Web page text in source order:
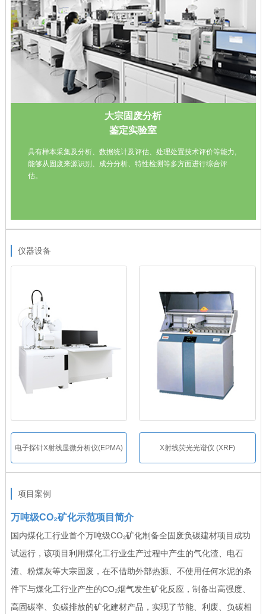
大宗固废分析
鉴定实验室
具有样本采集及分析、数据统计及评估、处理处置技术评价等能力,
能够从固废来源识别、成分分析、特性检测等多方面进行综合评
估。
仪器设备
X射线荧光光谱仪 (XRF) 热重分析仪 （TG)
项目案例
万吨级CO₂矿化示范项目简介
国内煤化工行业首个万吨级CO₂矿化制备全固废负碳建材项目成功
试运行，该项目利用煤化工行业生产过程中产生的气化渣、电石
渣、粉煤灰等大宗固废，在不借助外部热源、不使用任何水泥的条
件下与煤化工行业产生的CO₂烟气发生矿化反应，制备出高强度、
高固碳率、负碳排放的矿化建材产品，实现了节能、利废、负碳相